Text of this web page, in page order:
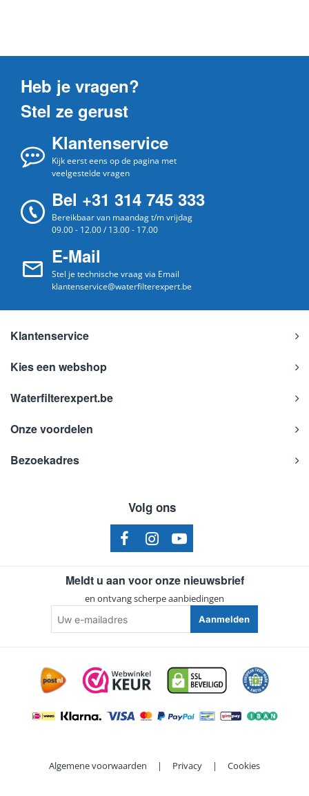
Heb je vragen?
Stel ze gerust
Klantenservice
Kijk eerst eens op de pagina met
veelgestelde vragen
Bel +31 314 745 333
Bereikbaar van maandag t/m vrijdag
09.00 - 12.00 / 13.00 - 17.00
E-Mail
Stel je technische vraag via Email
klantenservice@waterfilterexpert.be
Klantenservice
Kies een webshop
Waterfilterexpert.be
Onze voordelen
Bezoekadres
Volg ons
Meldt u aan voor onze nieuwsbrief
en ontvang scherpe aanbiedingen
e-
mailadres
Aanmelden
Algemene voorwaarden | Privacy | Cookies